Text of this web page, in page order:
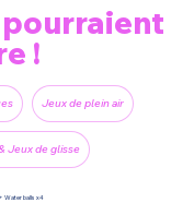
pourraient
!
Jeux de plein air
Jeux de glisse
Water balls x4